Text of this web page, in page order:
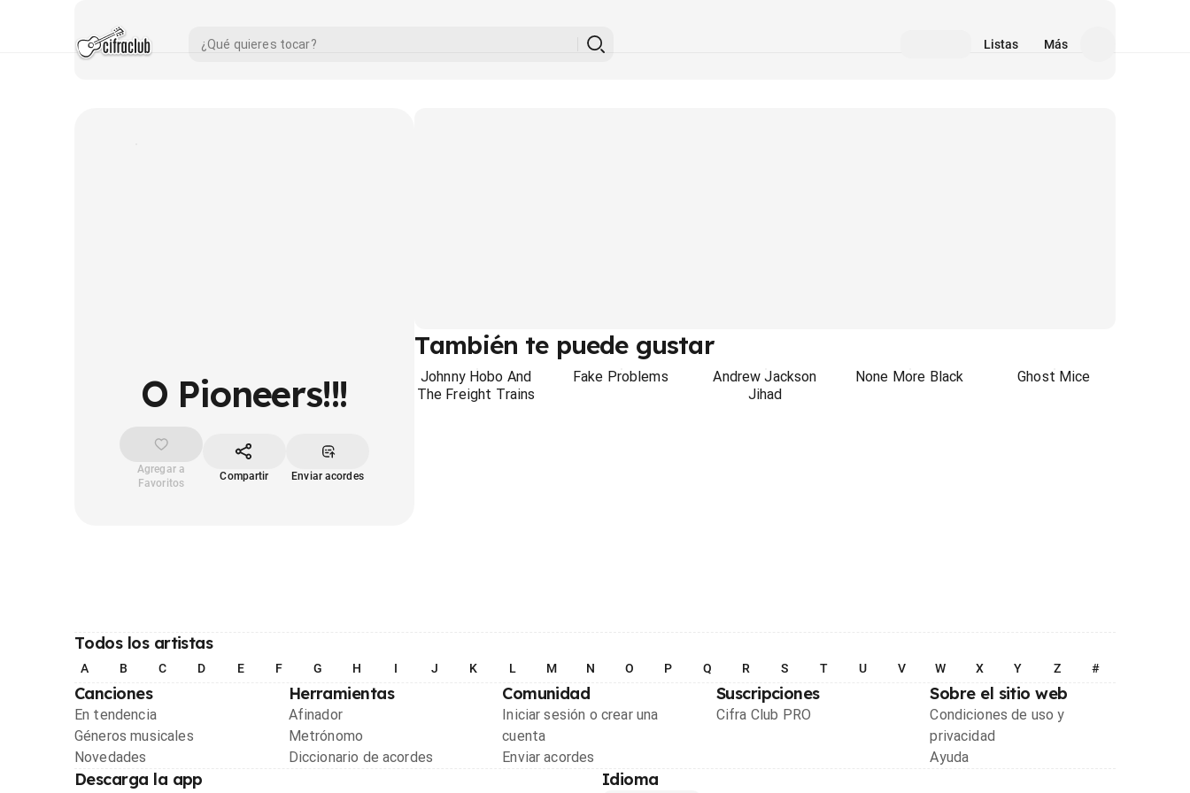
Listas Más
O Pioneers!!!
Agregar a
Favoritos
Compartir Enviar acordes
También te puede gustar
Johnny Hobo And
The Freight Trains
Fake Problems
Andrew Jackson
Jihad
None More Black Ghost Mice
Todos los artistas
A B C D E F G H I J K L M N O P Q R S T U V W X Y Z #
Canciones
En tendencia
Géneros musicales
Novedades
Herramientas
Afinador
Metrónomo
Diccionario de acordes
Comunidad
Iniciar sesión o crear una
cuenta
Enviar acordes
Suscripciones
Cifra Club PRO
Sobre el sitio web
Condiciones de uso y
privacidad
Ayuda
Descarga la app Idioma